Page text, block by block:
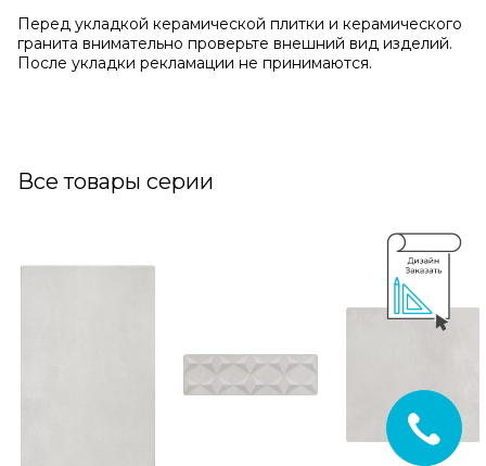
Перед укладкой керамической плитки и керамического
гранита внимательно проверьте внешний вид изделий.
После укладки рекламации не принимаются.
Все товары серии